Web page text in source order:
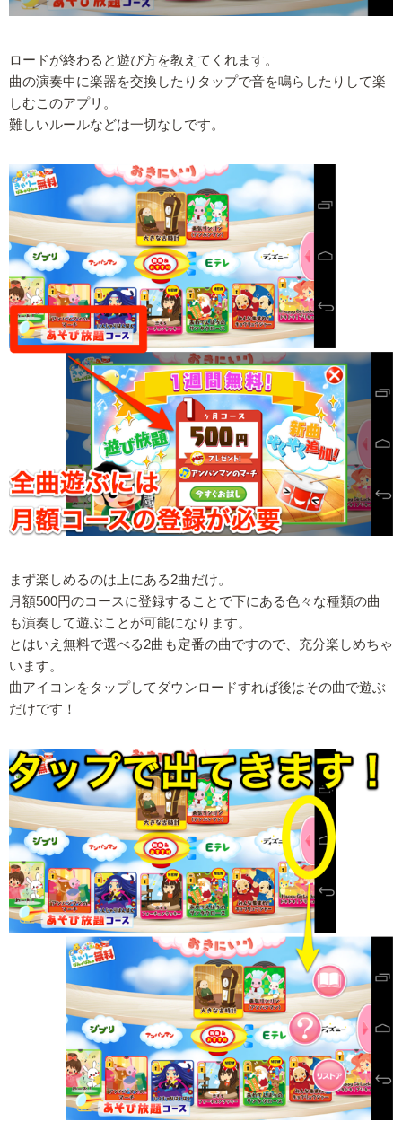
ロードが終わると遊び方を教えてくれます。
曲の演奏中に楽器を交換したりタップで音を鳴らしたりして楽
しむこのアプリ。
難しいルールなどは一切なしです。
まず楽しめるのは上にある2曲だけ。
月額500円のコースに登録することで下にある色々な種類の曲
も演奏して遊ぶことが可能になります。
とはいえ無料で選べる2曲も定番の曲ですので、充分楽しめちゃ
います。
曲アイコンをタップしてダウンロードすれば後はその曲で遊ぶ
だけです！